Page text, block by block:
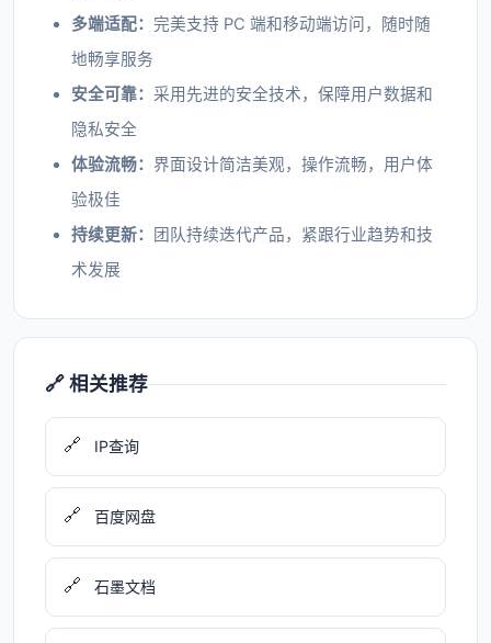
多端适配： 完美支持 PC 端和移动端访问，随时随
地畅享服务
安全可靠： 采用先进的安全技术，保障用户数据和
隐私安全
体验流畅： 界面设计简洁美观，操作流畅，用户体
验极佳
持续更新：
团队持续迭代产品，紧跟行业趋势和技
术发展
🔗 相关推荐
🔗 IP查询
🔗 百度网盘
🔗 石墨文档